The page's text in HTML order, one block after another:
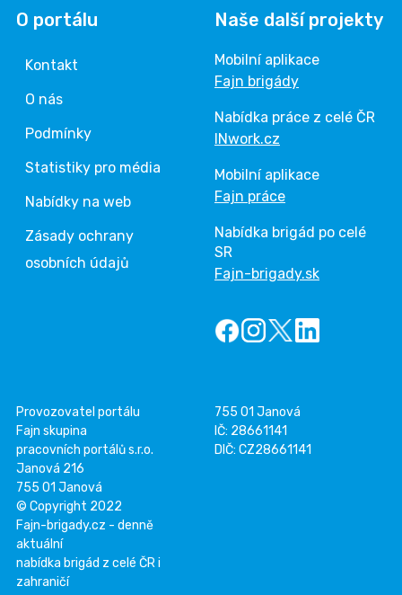
O portálu
Kontakt
O nás
Podmínky
Statistiky pro média
Nabídky na web
Zásady ochrany
osobních údajů
Naše další projekty
Mobilní aplikace
Fajn brigády
Nabídka práce z celé ČR
INwork.cz
Mobilní aplikace
Fajn práce
Nabídka brigád po celé
SR
Fajn-brigady.sk
Provozovatel portálu
Fajn skupina
pracovních portálů s.r.o.
Janová 216
755 01 Janová
755 01 Janová
IČ: 28661141
DIČ: CZ28661141
© Copyright 2022
Fajn-brigady.cz - denně
aktuální
nabídka brigád z celé ČR i
zahraničí